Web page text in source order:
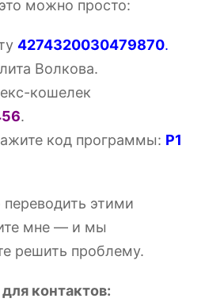
можно просто:
4274320030479870.
Волкова.
кошелек
.
код программы: P1
этими
мне — и мы
решить проблему.
контактов: